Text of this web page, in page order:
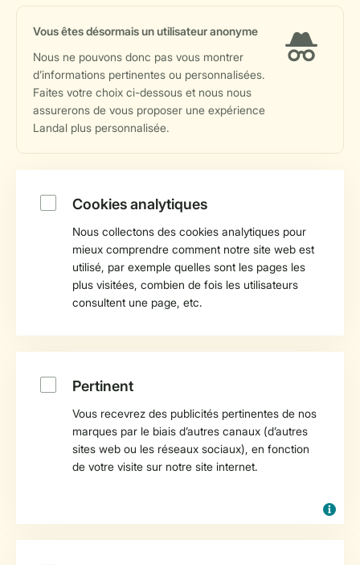
Vous êtes désormais un utilisateur anonyme
Nous ne pouvons donc pas vous montrer
d’informations pertinentes ou personnalisées.
Faites votre choix ci-dessous et nous nous
assurerons de vous proposer une expérience
Landal plus personnalisée.
Cookies analytiques
Nous collectons des cookies analytiques pour
mieux comprendre comment notre site web est
utilisé, par exemple quelles sont les pages les
plus visitées, combien de fois les utilisateurs
consultent une page, etc.
Pertinent
Vous recevrez des publicités pertinentes de nos
marques par le biais d’autres canaux (d’autres
sites web ou les réseaux sociaux), en fonction
de votre visite sur notre site internet.